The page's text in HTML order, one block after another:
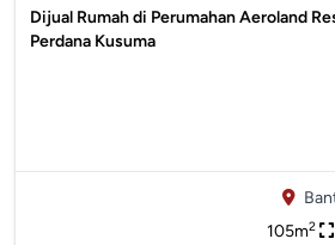
Dijual Rumah di Perumahan Aeroland
Perdana Kusuma
105m2